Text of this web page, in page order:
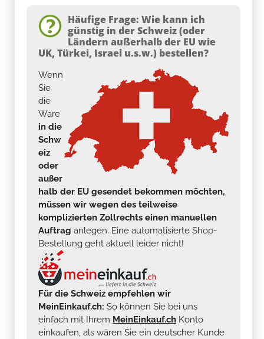
Häufige Frage: Wie kann ich
günstig in der Schweiz (oder
Ländern außerhalb der EU wie
UK, Türkei, Israel u.s.w.) bestellen?
Wenn
Sie
die
Ware
in die
Schw
eiz
oder
außer
halb der EU gesendet bekommen möchten,
müssen wir wegen des teilweise
komplizierten Zollrechts einen manuellen
Auftrag anlegen. Eine automatisierte Shop-
Bestellung geht aktuell leider nicht!
Für die Schweiz empfehlen wir
MeinEinkauf.ch: So können Sie bei uns
einfach mit Ihrem MeinEinkauf.ch Konto
einkaufen, als wären Sie ein deutscher Kunde